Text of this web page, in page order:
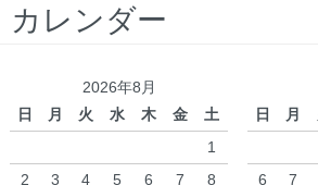
カレンダー
2026年8月
日
月 火 水 木 金
土
1
2
3 4 5 6 7
8
日
月
6
7